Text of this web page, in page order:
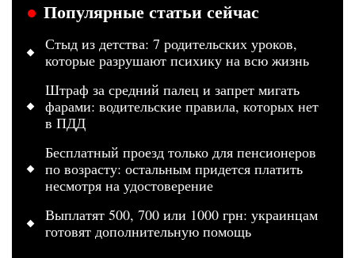
Популярные статьи сейчас
Стыд из детства: 7 родительских уроков,
которые разрушают психику на всю жизнь
Штраф за средний палец и запрет мигать
фарами: водительские правила, которых нет
в ПДД
Бесплатный проезд только для пенсионеров
по возрасту: остальным придется платить
несмотря на удостоверение
Выплатят 500, 700 или 1000 грн: украинцам
готовят дополнительную помощь